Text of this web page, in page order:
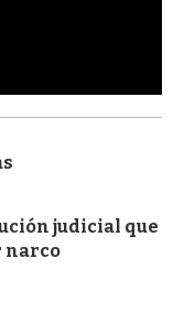
judicial que
narco